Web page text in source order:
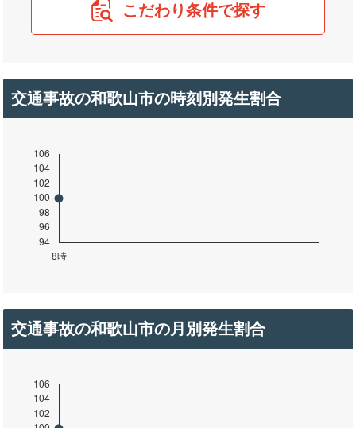
こだわり条件で探す
交通事故の和歌山市の時刻別発生割合
交通事故の和歌山市の月別発生割合